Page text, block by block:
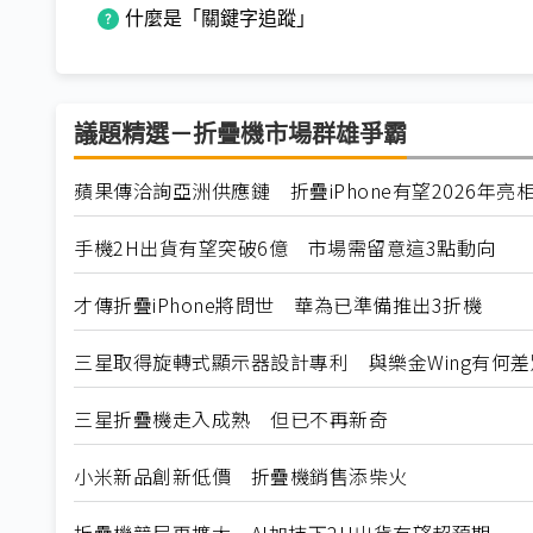
什麼是「關鍵字追蹤」
議題精選－折疊機市場群雄爭霸
蘋果傳洽詢亞洲供應鏈 折疊iPhone有望2026年亮
手機2H出貨有望突破6億 市場需留意這3點動向
才傳折疊iPhone將問世 華為已準備推出3折機
三星取得旋轉式顯示器設計專利 與樂金Wing有何
三星折疊機走入成熟 但已不再新奇
小米新品創新低價 折疊機銷售添柴火